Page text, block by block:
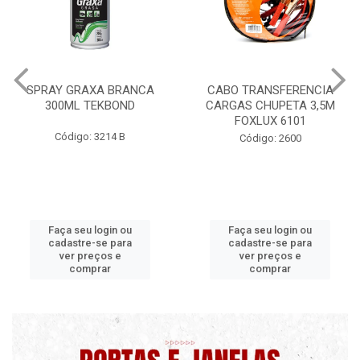
CABO TRANSFERENCIA
CARGAS CHUPETA 3,5M
Código: 2600
Faça seu login ou
cadastre-se para
ver preços e
comprar
CHAVE DE RODA TIPO CRUZ
17X19X21X23 FOX 4513
Código: 2628
Faça seu login ou
cadastre-se para
ver preços e
comprar